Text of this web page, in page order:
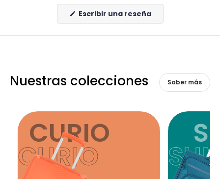
Escribir una reseña(Se
abre
una
Nuestras colecciones Saber más
CURIO
CURIO